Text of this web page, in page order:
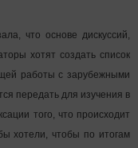
что основе дискуссий,
хотят создать список
работы с зарубежными
передать для изучения в
того, что происходит
хотели, чтобы по итогам